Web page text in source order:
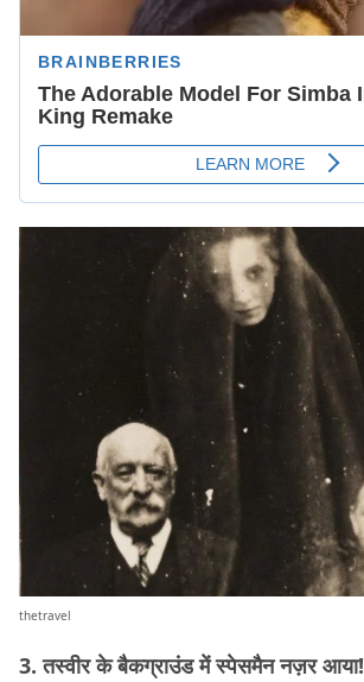
thetravel
3. तस्वीर के बैकग्राउंड में स्पेसमैन नज़र आया!